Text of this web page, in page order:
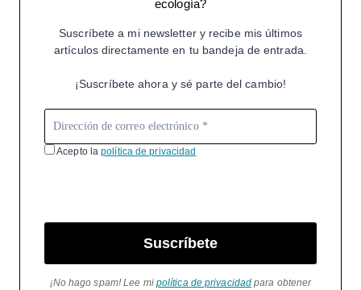
ecología?
Suscríbete a mi newsletter y recibe mis últimos
artículos directamente en tu bandeja de entrada.
¡Suscríbete ahora y sé parte del cambio!
Acepto lapolítica de privacidad
Suscríbete
¡No hago spam! Lee mi política de privacidad para obtener